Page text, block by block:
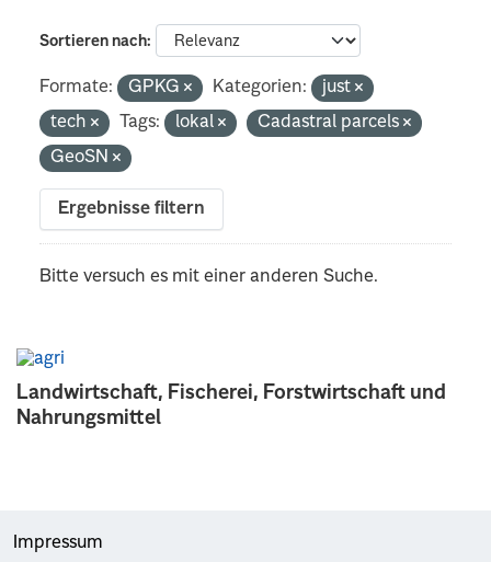
Landwirtschaft, Fischerei, Forstwirtschaft und
Nahrungsmittel
Sortieren nach
Formate: GPKG Kategorien:
just
tech
Tags: lokal
Cadastral parcels
GeoSN
Ergebnisse filtern
Bitte versuch es mit einer anderen Suche.
Impressum